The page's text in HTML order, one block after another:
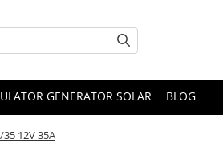
GENERATOR SOLAR BLOG
12V 35A